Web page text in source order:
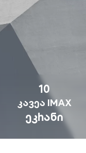
10
ᲙᲐᲕᲔᲐ IMAX
ᲔᲙᲠᲐᲜᲘ